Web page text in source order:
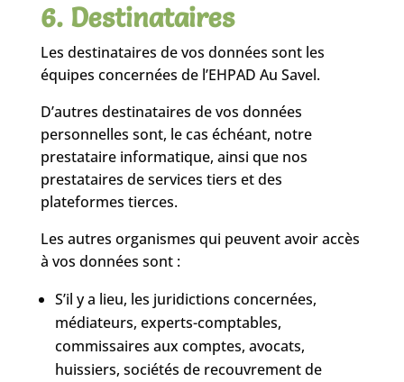
6. Destinataires
Les destinataires de vos données sont les
équipes concernées de l’EHPAD Au Savel.
D’autres destinataires de vos données
personnelles sont, le cas échéant, notre
prestataire informatique, ainsi que nos
prestataires de services tiers et des
plateformes tierces.
Les autres organismes qui peuvent avoir accès
à vos données sont :
S’il y a lieu, les juridictions concernées,
médiateurs, experts-comptables,
commissaires aux comptes, avocats,
huissiers, sociétés de recouvrement de